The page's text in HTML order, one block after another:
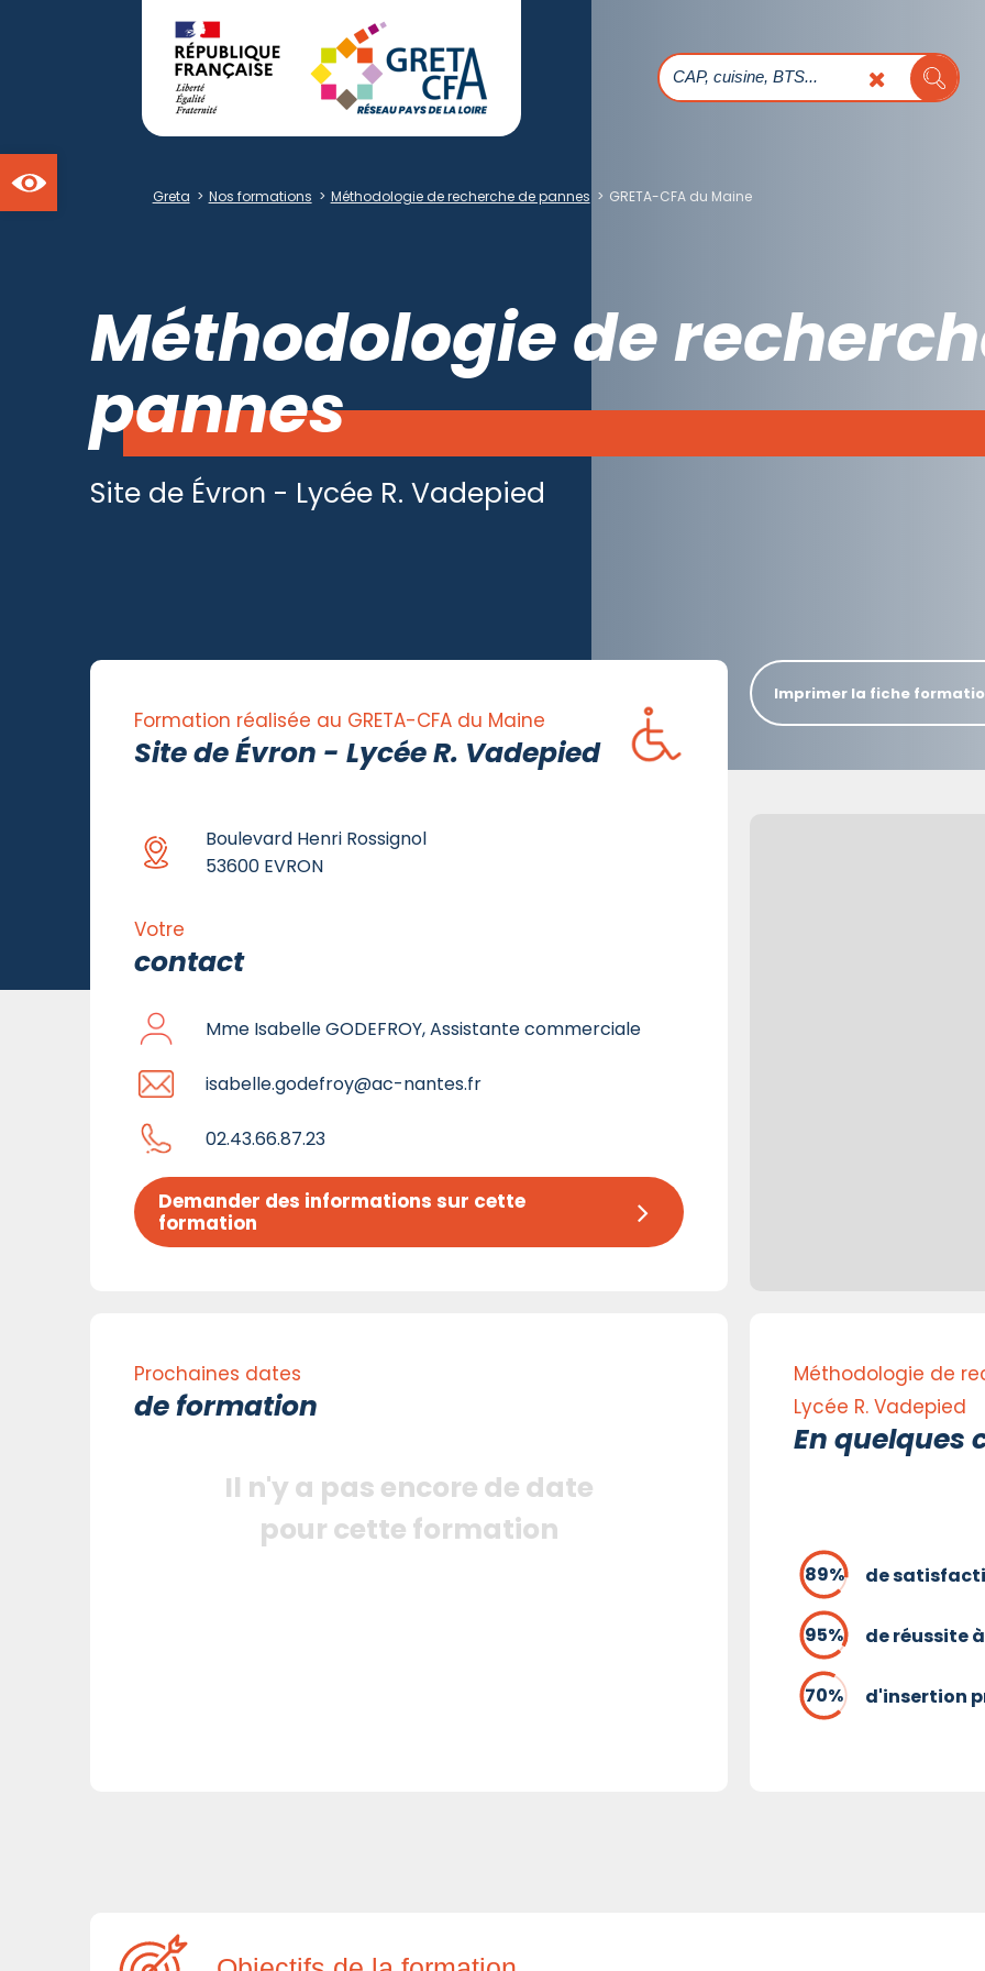
Greta > Nos formations > Méthodologie de recherche de pannes > GRETA-CFA du Maine
Méthodologie de
pannes
Site de Évron - Lycée R. Vadepied
Formation réalisée au GRETA-CFA du Maine
Site de Évron - Lycée R. Vadepied
Boulevard Henri Rossignol
53600 EVRON
Votre
contact
Mme Isabelle GODEFROY, Assistante commerciale
isabelle.godefroy@ac-nantes.fr
02.43.66.87.23
Demander des informations sur cette
formation
Imprimer la fiche
Prochaines dates
de formation
Il n'y a pas encore de date
pour cette formation
Méthodologie de
Lycée R. Vadepied
En quelques
de
de réussite
d'insertion
Ouvrir la barre d'outils